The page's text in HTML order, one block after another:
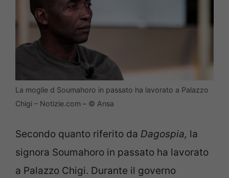
La moglie d Soumahoro in passato ha lavorato a Palazzo
Chigi – Notizie.com – © Ansa
Secondo quanto riferito da Dagospia, la
signora Soumahoro in passato ha lavorato
a Palazzo Chigi. Durante il governo